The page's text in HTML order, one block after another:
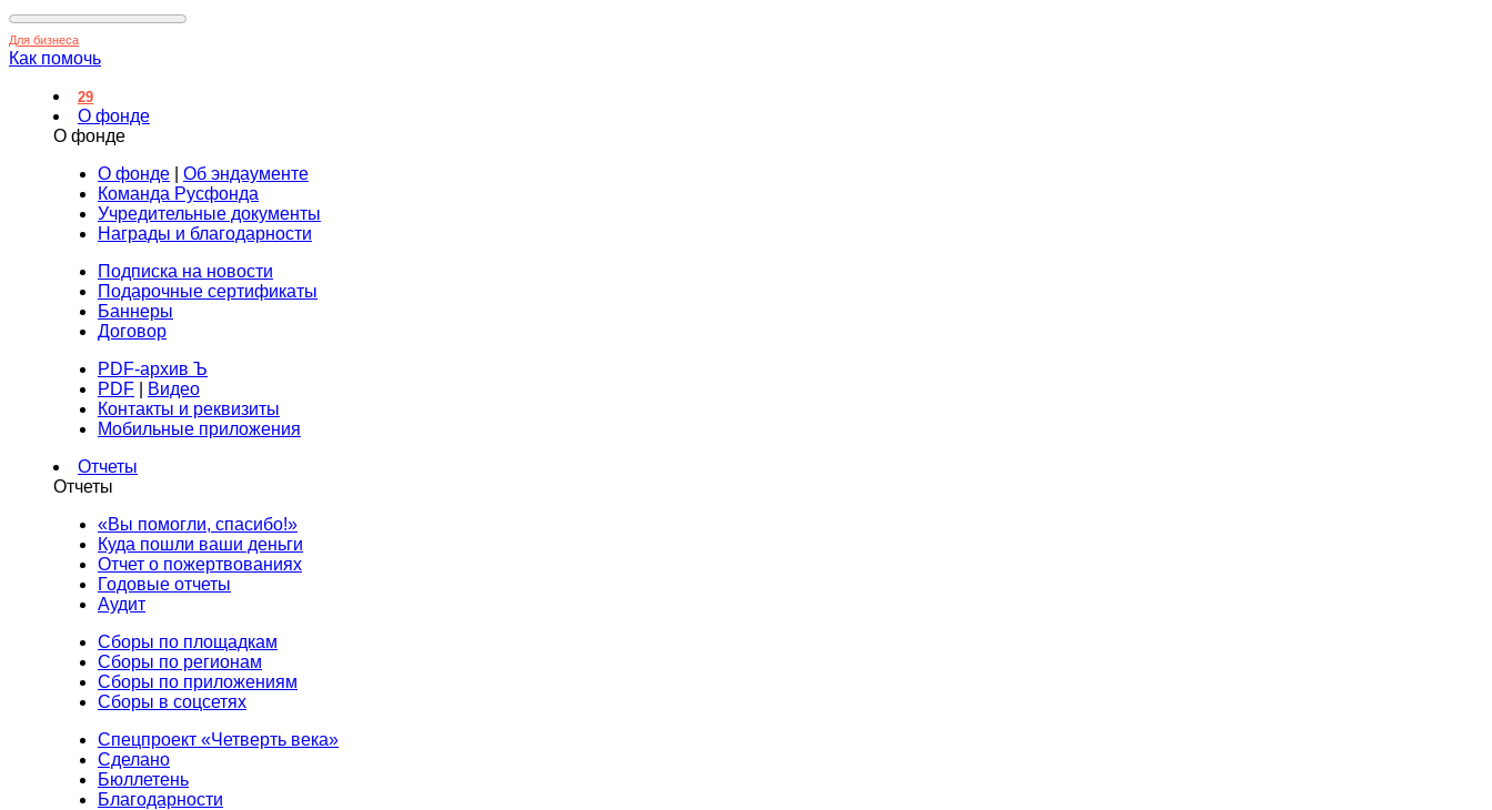
Для бизнеса
Как помочь
29
О фонде
О фонде
О фонде
Об эндаументе
Команда Русфонда
Учредительные документы
Награды и благодарности
Подписка на новости
Подарочные сертификаты
Баннеры
Договор
PDF-архив Ъ
PDF
Видео
Контакты и реквизиты
Мобильные приложения
Отчеты
Отчеты
«Вы помогли, спасибо!»
Куда пошли ваши деньги
Отчет о пожертвованиях
Годовые отчеты
Аудит
Сборы по площадкам
Сборы по регионам
Сборы по приложениям
Сборы в соцсетях
Спецпроект «Четверть века»
Сделано
Бюллетень
Благодарности